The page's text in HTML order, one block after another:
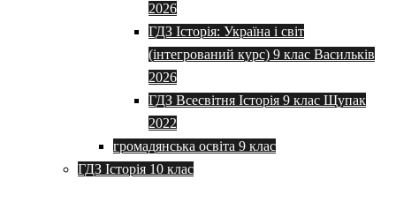
2026
ГДЗ Історія: Україна і світ
(інтегрований курс) 9 клас Васильків
2026
ГДЗ Всесвітня Історія 9 клас Щупак
2022
громадянська освіта 9 клас
ГДЗ Історія 10 клас